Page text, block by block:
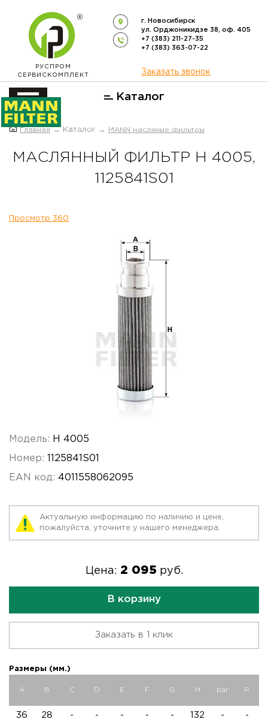
РУСПРОМ
СЕРВИСКОМПЛЕКТ
г. Новосибирск
ул. Орджоникидзе 38, оф. 405
+7 (383) 211-27-35
+7 (383) 363-07-22
Заказать звонок
Каталог
ОФИЦИАЛЬНЫЙ ДИСТРИБЬЮТОР
Главная → Каталог → MANN масляные фильтры
МАСЛЯННЫЙ ФИЛЬТР H 4005,
1125841S01
Просмотр 360
Модель: H 4005
Номер: 1125841S01
EAN код: 4011558062095
Актуальную информацию по наличию и цене,
пожалуйста, уточните у нашего менеджера.
Цена: 2 095 руб.
В корзину
Заказать в 1 клик
Размеры (мм.)
A B C D E F G H bar R
36 28 - - - - - 132 - -